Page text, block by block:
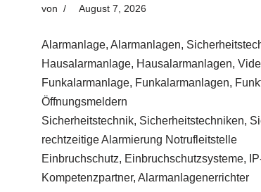
von August 7, 2026
Alarmanlage, Alarmanlagen,
Hausalarmanlage, Hausalarmanlagen,
Funkalarmanlage, Funkalarmanlagen,
Öffnungsmeldern
Sicherheitstechnik, Sicherheitstechniken,
rechtzeitige Alarmierung Notrufleitstelle
Einbruchschutz, Einbruchschutzsysteme,
Kompetenzpartner, Alarmanlagenerrichter